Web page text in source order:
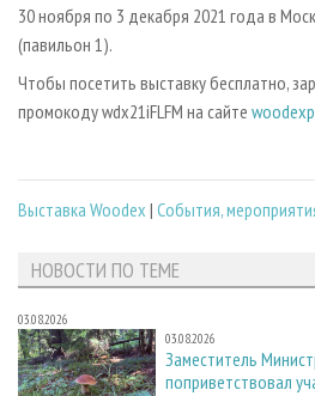
30 ноября по 3 декабря 2021 года в
(павильон 1).
Чтобы посетить выставку бесплатно,
промокоду wdx21iFLFM на сайте
Выставка Woodex | События,
НОВОСТИ ПО ТЕМЕ
03.08.2026
03.08.2026
Заместитель
поприветствовал